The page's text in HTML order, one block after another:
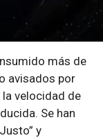
más de
avisados por
velocidad de
Se han
y